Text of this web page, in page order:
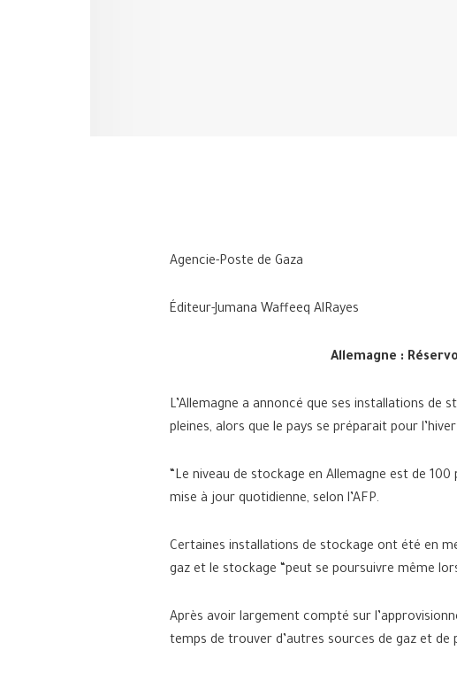
Agencie-Poste de Gaza
Éditeur-Jumana Waffeeq AlRayes
Allemagne :
L’Allemagne a annoncé que ses installations
pleines, alors que le pays se préparait pour
“Le niveau de stockage en Allemagne est de
mise à jour quotidienne, selon l’AFP.
Certaines installations de stockage ont été en
gaz et le stockage “peut se poursuivre même
Après avoir largement compté sur
temps de trouver d’autres sources de gaz et de